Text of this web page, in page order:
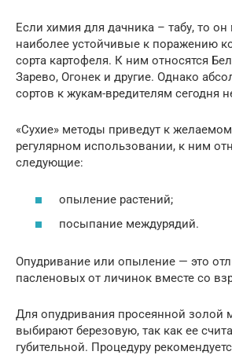
Если химия для дачника – табу, то
наиболее устойчивые к поражению
сорта картофеля. К ним относятся
Зарево, Огонек и другие. Однако
сортов к жукам-вредителям сегодня
«Сухие» методы приведут к
регулярном использовании, к ним
следующие:
опыление растений;
посыпание междурядий.
Опудривание или опыление — это
пасленовых от личинок вместе со
Для опудривания просеянной золой
выбирают березовую, так как ее
губительной. Процедуру